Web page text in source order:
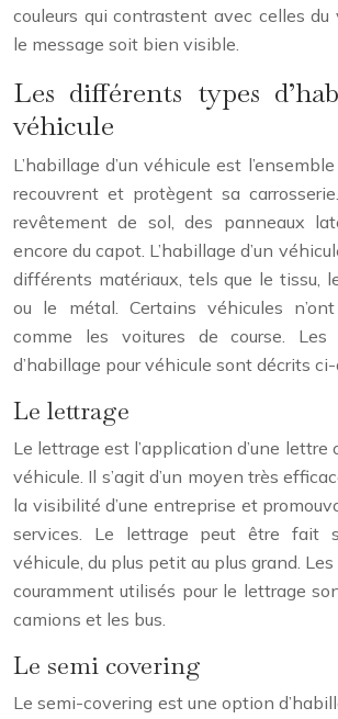
couleurs qui contrastent avec celles du
le message soit bien visible.
Les différents types
véhicule
L’habillage d’un véhicule est
recouvrent et protègent sa
revêtement de sol, des panneaux
encore du capot. L’habillage d’un
différents matériaux, tels que le tissu,
ou le métal. Certains véhicules n’ont
comme les voitures de course.
d’habillage pour véhicule sont décrits ci-
Le lettrage
Le lettrage est l’application d’une lettre
véhicule. Il s’agit d’un moyen très
la visibilité d’une entreprise et
services. Le lettrage peut être fait
véhicule, du plus petit au plus grand.
couramment utilisés pour le lettrage
camions et les bus.
Le semi covering
Le semi-covering est une option